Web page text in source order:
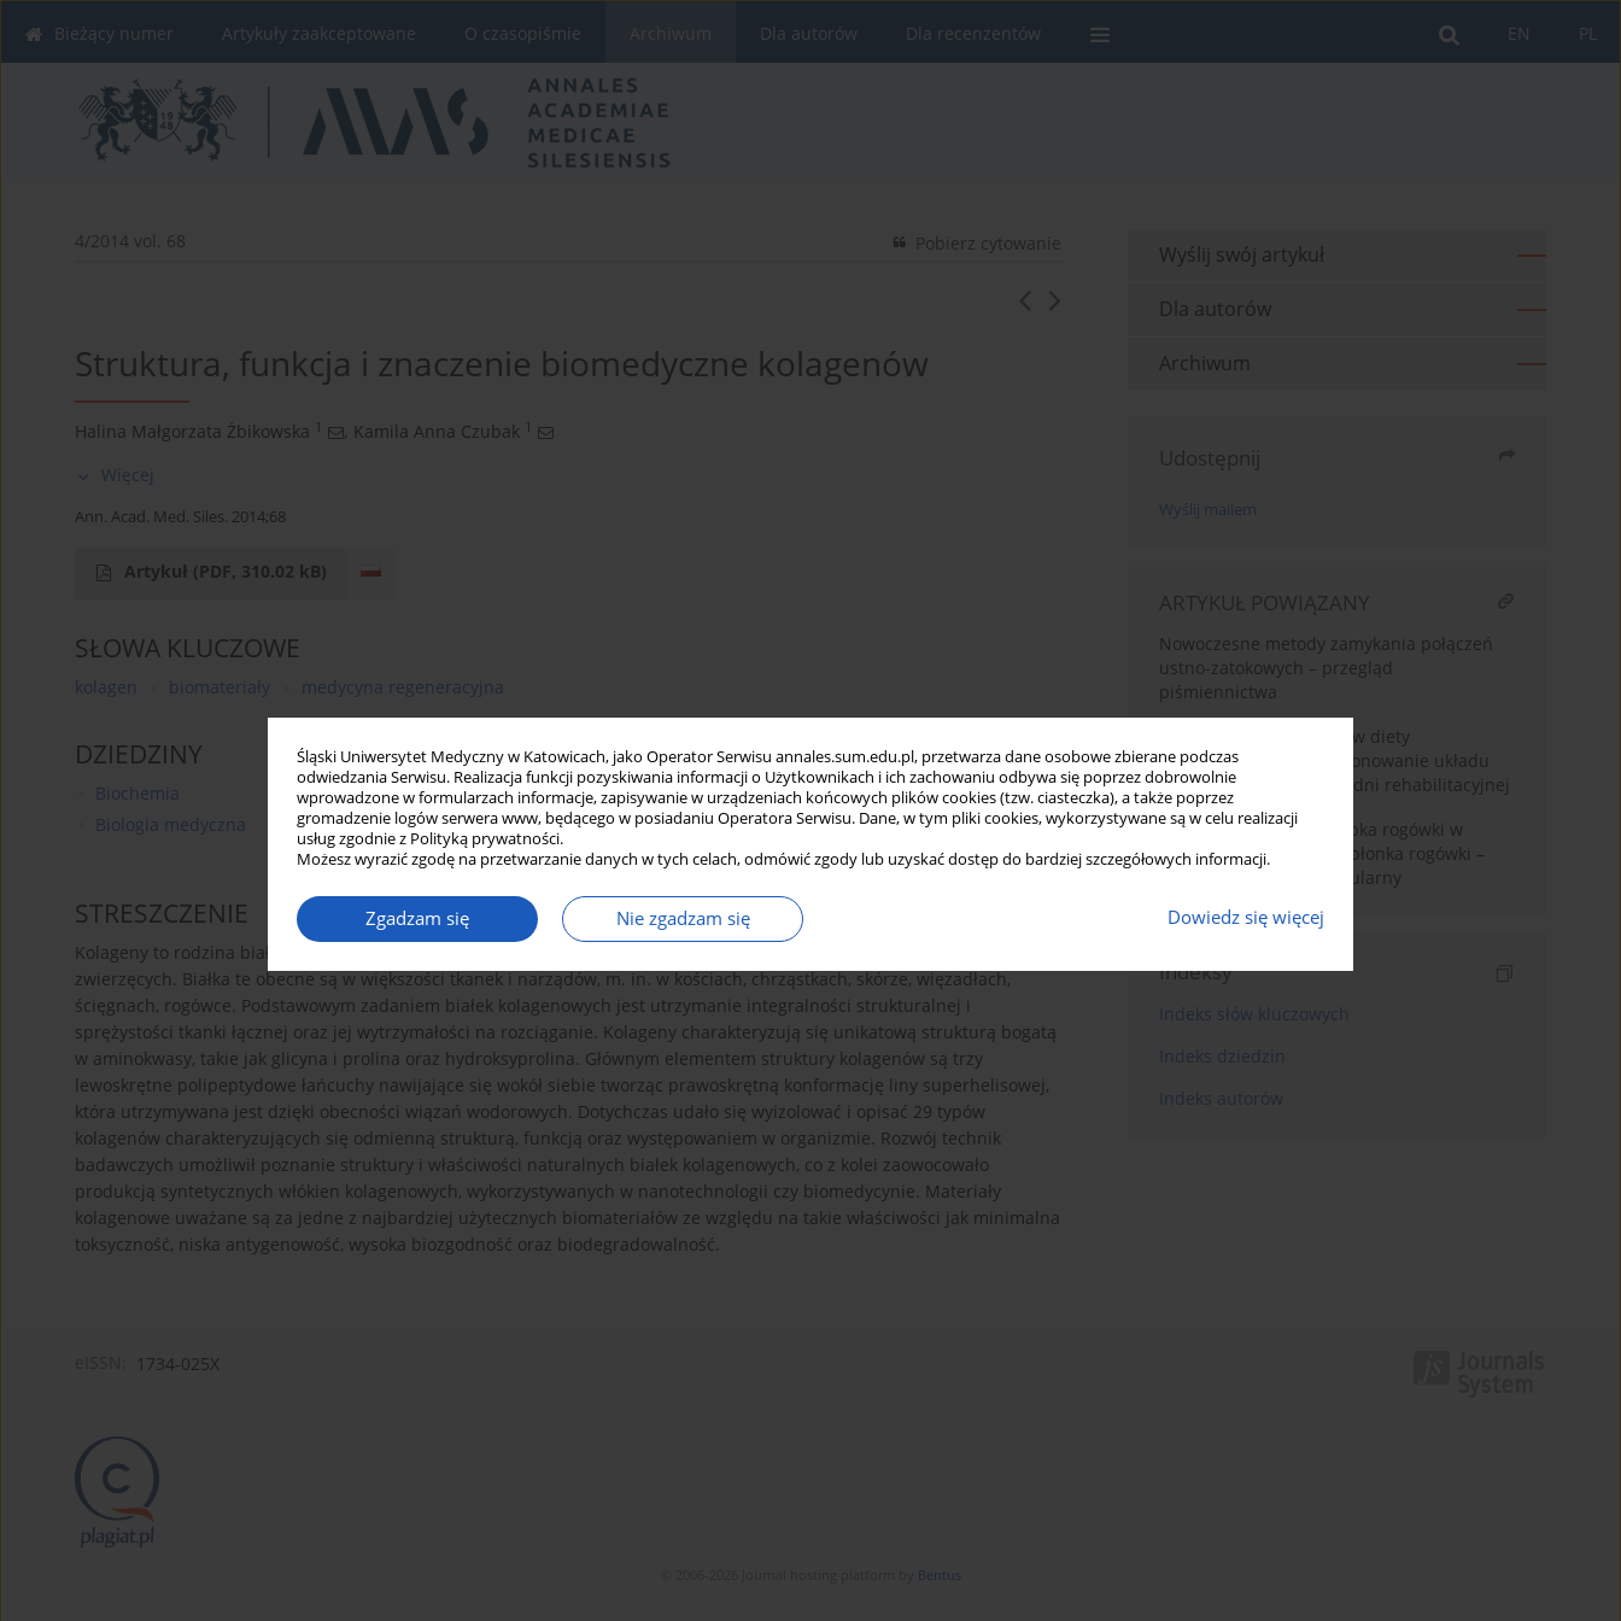
Śląski Uniwersytet Medyczny w Katowicach, jako Operator Serwisu annales.sum.edu.pl, przetwarza dane osobowe zbierane podczas
odwiedzania Serwisu. Realizacja funkcji pozyskiwania informacji o Użytkownikach i ich zachowaniu odbywa się poprzez dobrowolnie
wprowadzone w formularzach informacje, zapisywanie w urządzeniach końcowych plików cookies (tzw. ciasteczka), a także poprzez
gromadzenie logów serwera www, będącego w posiadaniu Operatora Serwisu. Dane, w tym pliki cookies, wykorzystywane są w celu realizacji
usług zgodnie z Polityką prywatności.
Możesz wyrazić zgodę na przetwarzanie danych w tych celach, odmówić zgody lub uzyskać dostęp do bardziej szczegółowych informacji.
Zgadzam się Nie zgadzam się Dowiedz się więcej
PL
EN
Bieżący numer Artykuły zaakceptowane O czasopiśmie Archiwum Dla autorów Dla recenzentów
4/2014 vol. 68 Pobierz cytowanie
Struktura, funkcja i znaczenie biomedyczne kolagenów
Halina Małgorzata Żbikowska 1 , Kamila Anna Czubak 1
Więcej
Ann. Acad. Med. Siles. 2014;68
Artykuł (PDF, 310.02 kB)
SŁOWA KLUCZOWE
kolagen biomateriały medycyna regeneracyjna
DZIEDZINY
Biochemia
Biologia medyczna
STRESZCZENIE
Kolageny to rodzina białek fibrylarnych, będąca głównym składnikiem macierzy zewnątrzkomórkowej organizmów
zwierzęcych. Białka te obecne są w większości tkanek i narządów, m. in. w kościach, chrząstkach, skórze, więzadłach,
ścięgnach, rogówce. Podstawowym zadaniem białek kolagenowych jest utrzymanie integralności strukturalnej i
sprężystości tkanki łącznej oraz jej wytrzymałości na rozciąganie. Kolageny charakteryzują się unikatową strukturą bogatą
w aminokwasy, takie jak glicyna i prolina oraz hydroksyprolina. Głównym elementem struktury kolagenów są trzy
lewoskrętne polipeptydowe łańcuchy nawijające się wokół siebie tworząc prawoskrętną konformację liny superhelisowej,
która utrzymywana jest dzięki obecności wiązań wodorowych. Dotychczas udało się wyizolować i opisać 29 typów
kolagenów charakteryzujących się odmienną strukturą, funkcją oraz występowaniem w organizmie. Rozwój technik
badawczych umożliwił poznanie struktury i właściwości naturalnych białek kolagenowych, co z kolei zaowocowało
produkcją syntetycznych włókien kolagenowych, wykorzystywanych w nanotechnologii czy biomedycynie. Materiały
kolagenowe uważane są za jedne z najbardziej użytecznych biomateriałów ze względu na takie właściwości jak minimalna
toksyczność, niska antygenowość, wysoka biozgodność oraz biodegradowalność.
Wyślij swój artykuł
Dla autorów
Archiwum
Udostępnij
Wyślij mailem
ARTYKUŁ POWIĄZANY
Nowoczesne metody zamykania połączeń
ustno-zatokowych – przegląd
piśmiennictwa
Stosowanie suplementów diety
wspomagających funkcjonowanie układu
ruchu u pacjentów poradni rehabilitacyjnej
Komórki macierzyste rąbka rogówki w
procesie regeneracji nabłonka rogówki –
aspekt kliniczny i molekularny
Indeksy
Indeks słów kluczowych
Indeks dziedzin
Indeks autorów
1734-025X
Bentus